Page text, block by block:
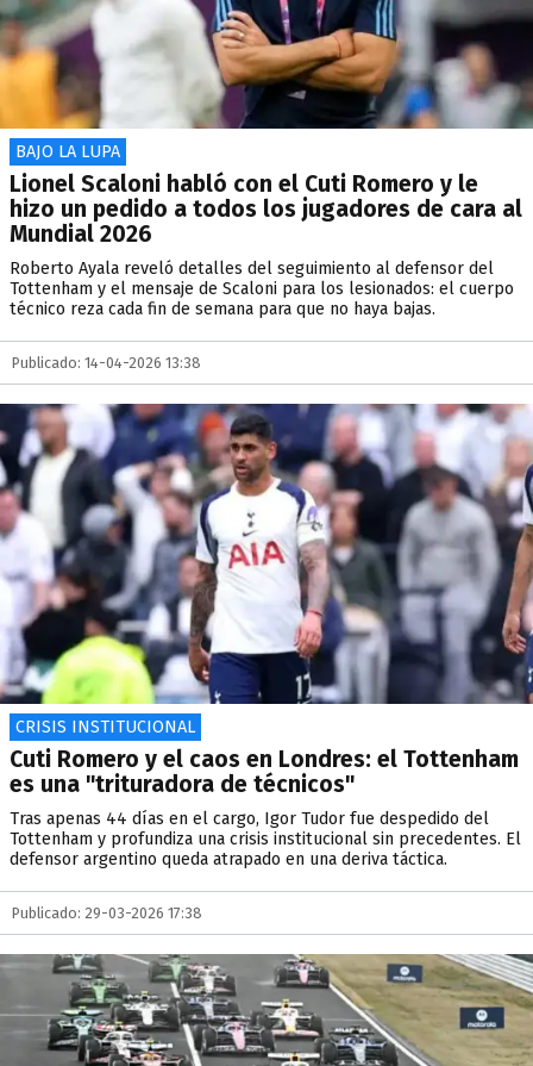
BAJO LA LUPA
Lionel Scaloni habló con el Cuti Romero y le
hizo un pedido a todos los jugadores de cara al
Mundial 2026
Roberto Ayala reveló detalles del seguimiento al defensor del
Tottenham y el mensaje de Scaloni para los lesionados: el cuerpo
técnico reza cada fin de semana para que no haya bajas.
Publicado: 14-04-2026 13:38
CRISIS INSTITUCIONAL
Cuti Romero y el caos en Londres: el Tottenham
es una "trituradora de técnicos"
Tras apenas 44 días en el cargo, Igor Tudor fue despedido del
Tottenham y profundiza una crisis institucional sin precedentes. El
defensor argentino queda atrapado en una deriva táctica.
Publicado: 29-03-2026 17:38